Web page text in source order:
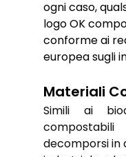
ogni caso,
logo OK
conforme ai
europea sugli
Materiali
Simili ai
decomporsi in